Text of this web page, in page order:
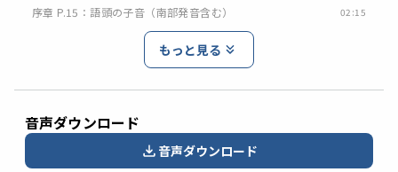
序章 P.15：語頭の子音（南部発音含む） 02:15
もっと見る
音声ダウンロード
音声ダウンロード